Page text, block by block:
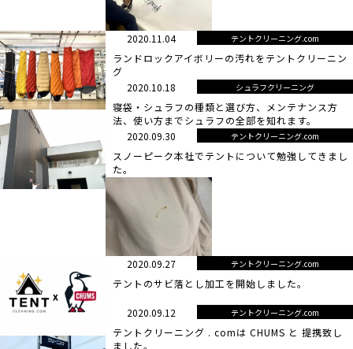
2020.11.04 テントクリーニング.com
ランドロックアイボリーの汚れをテントクリーニン
グ
2020.10.18
シュラフクリーニング
寝袋・シュラフの種類と選び方、メンテナンス方
法、使い方までシュラフの全部を知れます。
2020.09.30
テントクリーニング.com
スノーピーク本社でテントについて勉強してきまし
た。
2020.09.27 テントクリーニング.com
テントのサビ落とし加工を開始しました。
2020.09.12 テントクリーニング.com
テントクリーニング . comは CHUMS と 提携致し
ました。